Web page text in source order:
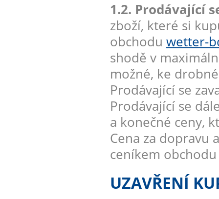
1.2. Prodávající
zboží, které si
obchodu wetter-
shodě v
možné, ke
Prodávající se
Prodávající se
a konečné ceny,
Cena za dopravu
ceníkem
UZAVŘENÍ